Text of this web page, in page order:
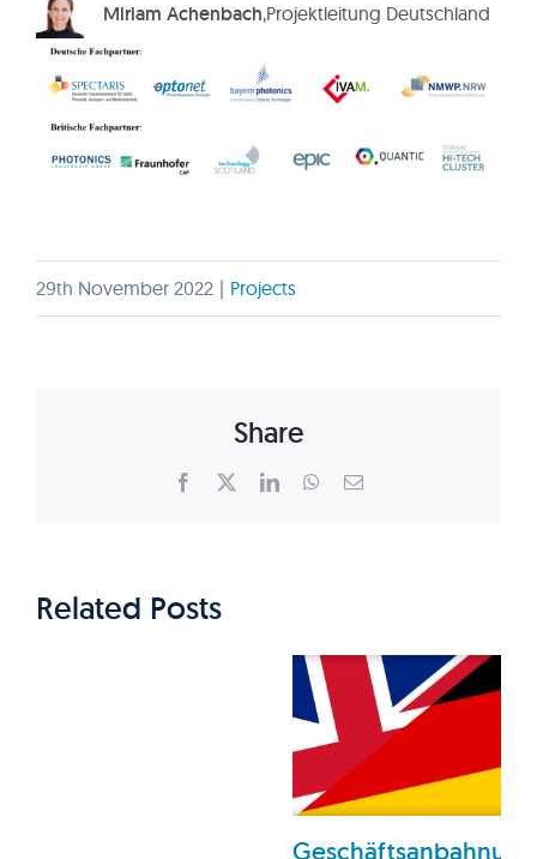
Miriam Achenbach,Projektleitung Deutschland
29th November 2022 | Projects
Share
Facebook LinkedInWhatsApp
Email
Related Posts
Geschäftsanbahnung